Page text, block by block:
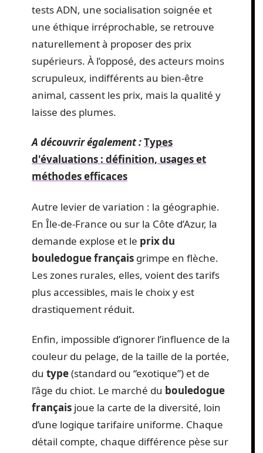
tests ADN, une socialisation soignée et
une éthique irréprochable, se retrouve
naturellement à proposer des prix
supérieurs. À l’opposé, des acteurs moins
scrupuleux, indifférents au bien-être
animal, cassent les prix, mais la qualité y
laisse des plumes.
A découvrir également :Types
d'évaluations : définition, usages et
méthodes efficaces
Autre levier de variation : la géographie.
En Île-de-France ou sur la Côte d’Azur, la
demande explose et le prix du
bouledogue français grimpe en flèche.
Les zones rurales, elles, voient des tarifs
plus accessibles, mais le choix y est
drastiquement réduit.
Enfin, impossible d’ignorer l’influence de la
couleur du pelage, de la taille de la portée,
du type(standard ou “exotique”) et de
l’âge du chiot. Le marché du bouledogue
français joue la carte de la diversité, loin
d’une logique tarifaire uniforme. Chaque
détail compte, chaque différence pèse sur